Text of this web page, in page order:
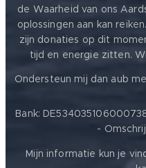
de Waarheid van ons
oplossingen aan kan
zijn donaties op dit
tijd en energie zitten.
Ondersteun mij dan aub
Bank:
-
Mijn informatie kun je